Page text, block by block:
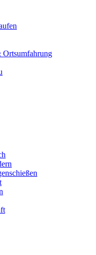
Ortsumfahrung